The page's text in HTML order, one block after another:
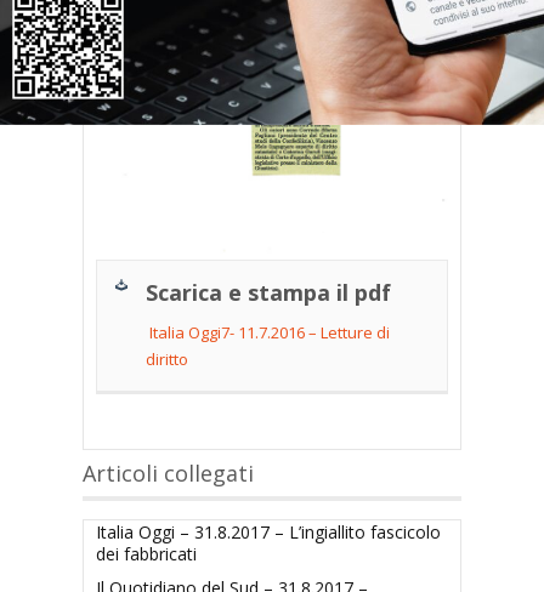
Scarica e stampa il pdf
Italia Oggi7- 11.7.2016 – Letture di
diritto
Articoli collegati
Italia Oggi – 31.8.2017 – L’ingiallito fascicolo
dei fabbricati